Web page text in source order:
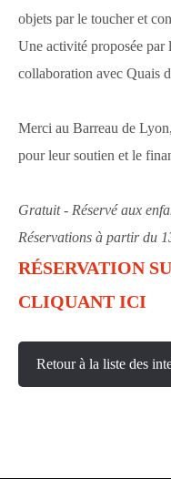
objets par le toucher et
Une activité proposée
collaboration avec Quais
Merci au Barreau de
pour leur soutien et le
Gratuit - Réservé aux
Réservations à partir du
RÉSERVATION
CLIQUANT ICI
Retour à la liste des